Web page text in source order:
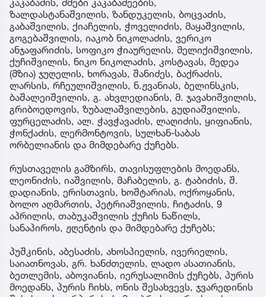
კაკაბაძის, ძმები კაკაბაძეების,
ზალდასტანაშვილის, ზანდუკელის, ბოცვაძის,
გაბაშვილის, ქიაჩელის, ჭოველიძის, მაყაშვილის,
გოგებაშვილის, იაკობ ნიკოლაძის, ვერიკო
ანჯაფარიძის, სოფიკო ჭიაურელის, მელიქიშვილის,
ქუჩიშვილის, ნიკო ნიკოლაძის, კოსტავას, მედეა
(მზია) ჯუღელის, ხორავას, შანიძეს, ბაქრაძის,
ლარსის, რჩეულიშვილის, ნ.ჟვანიას, ბელინსკის,
ბაშალეიშვილის, გ. ახვლედიანის, მ. ჯავახიშვილის,
გრიბოედოვის, ზუბალაშვილების, გუდიაშვილის,
ფურცელაძის, ალ. ჭავჭავაძის, ლაღიძის, ყიფიანის,
ჭონქაძის, ლერმონტოვის, სულხან-საბას
ორბელიანის და მიმდებარე ქუჩებს.
რუსთაველის გამზირს, თავისუფლების მოედანს,
ლეონიძის, იაშვილის, მაჩაბელის, გ. ტაბიძის, შ.
დადიანის, ერისთავის, ხოშტარიას, ოქროყანის,
ბოლო აღმართის, პეტრიაშვილის, ჩიტაძის, 9
აპრილის, თაბუკაშვილის ქუჩის ნაწილს,
სანაპიროს, ჟღენტის და მიმდებარე ქუჩებს;
პუშკინის, აბესაძის, ახოსპიელის, ივერიელის,
საიათნოვას, გრ. ხანძთელის, ლადო ასათიანის,
ბეთლემის, აბოვიანის, იერუსალიმის ქუჩებს, პურის
მოედანს, პურის ჩიხს, ონის შესახვევს, ჯვარედინის